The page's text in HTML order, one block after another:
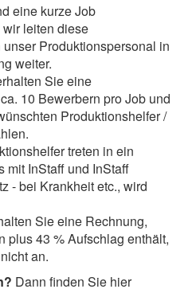
eine kurze Job
leiten diese
Produktionspersonal in
weiter.
Sie eine
10 Bewerbern pro Job und
Produktionshelfer /
treten in ein
mit InStaff und InStaff
- bei Krankheit etc., wird
Sie eine Rechnung,
plus 43 % Aufschlag enthält,
an.
Dann finden Sie hier